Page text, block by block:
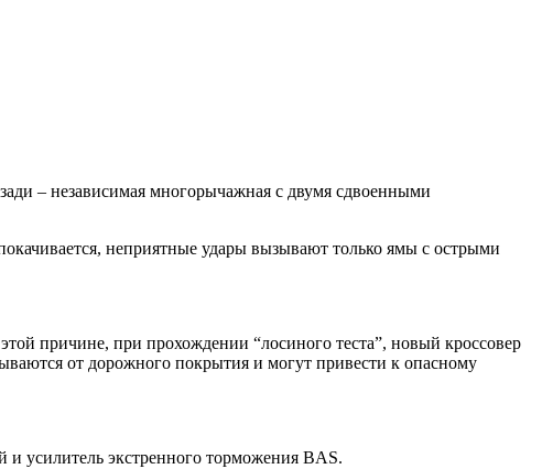
– независимая многорычажная с двумя сдвоенными
неприятные удары вызывают только ямы с острыми
причине, при прохождении “лосиного теста”, новый кроссовер
от дорожного покрытия и могут привести к опасному
и усилитель экстренного торможения BAS.